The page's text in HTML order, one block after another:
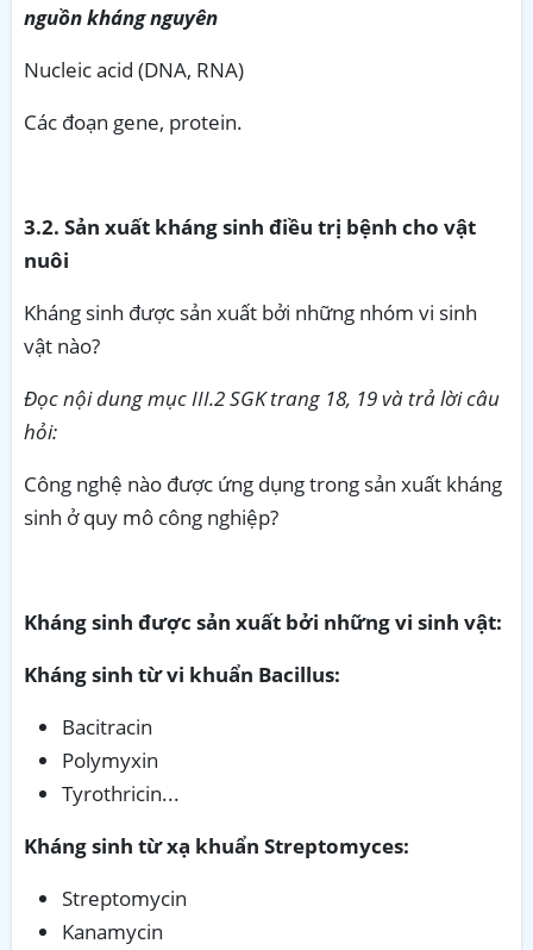
nguồn kháng nguyên
Nucleic acid (DNA, RNA)
Các đoạn gene, protein.
3.2. Sản xuất kháng sinh điều trị bệnh cho vật
nuôi
Kháng sinh được sản xuất bởi những nhóm vi sinh
vật nào?
Đọc nội dung mục III.2 SGK trang 18, 19 và trả lời câu
hỏi:
Công nghệ nào được ứng dụng trong sản xuất kháng
sinh ở quy mô công nghiệp?
Kháng sinh được sản xuất bởi những vi sinh vật:
Kháng sinh từ vi khuẩn Bacillus:
Bacitracin
Polymyxin
Tyrothricin...
Kháng sinh từ xạ khuẩn Streptomyces:
Streptomycin
Kanamycin